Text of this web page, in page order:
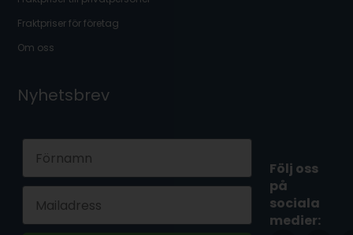
Fraktpriser för företag
Om oss
Nyhetsbrev
Följ oss
på
sociala
medier: